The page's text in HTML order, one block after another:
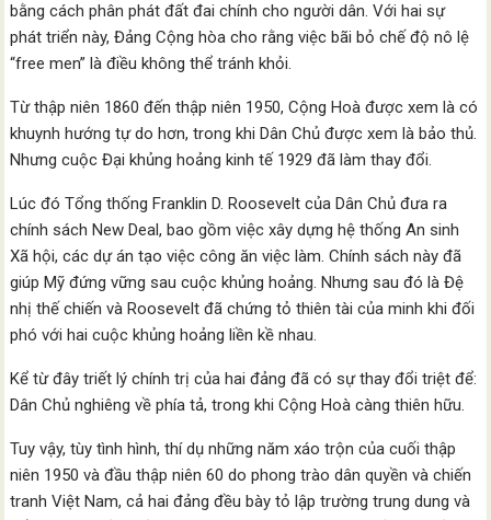
bằng cách phân phát đất đai chính cho người dân. Với hai sự
phát triển này, Đảng Cộng hòa cho rằng việc bãi bỏ chế độ nô lệ
“free men” là điều không thể tránh khỏi.
Từ thập niên 1860 đến thập niên 1950, Cộng Hoà được xem là có
khuynh hướng tự do hơn, trong khi Dân Chủ được xem là bảo thủ.
Nhưng cuộc Đại khủng hoảng kinh tế 1929 đã làm thay đổi.
Lúc đó Tổng thống Franklin D. Roosevelt của Dân Chủ đưa ra
chính sách New Deal, bao gồm việc xây dựng hệ thống An sinh
Xã hội, các dự án tạo việc công ăn việc làm. Chính sách này đã
giúp Mỹ đứng vững sau cuộc khủng hoảng. Nhưng sau đó là Đệ
nhị thế chiến và Roosevelt đã chứng tỏ thiên tài của minh khi đối
phó với hai cuộc khủng hoảng liền kề nhau.
Kể từ đây triết lý chính trị của hai đảng đã có sự thay đổi triệt để:
Dân Chủ nghiêng về phía tả, trong khi Cộng Hoà càng thiên hữu.
Tuy vậy, tùy tình hình, thí dụ những năm xáo trộn của cuối thập
niên 1950 và đầu thập niên 60 do phong trào dân quyền và chiến
tranh Việt Nam, cả hai đảng đều bày tỏ lập trường trung dung và